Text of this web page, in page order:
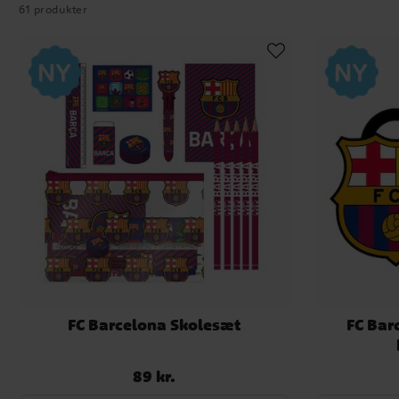
61 produkter
FC Barcelona Skolesæt
Pris: 89 kr.
89 kr.
FC